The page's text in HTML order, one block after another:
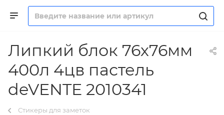
Липкий блок 76х76мм
400л 4цв пастель
deVENTE 2010341
Стикеры для заметок